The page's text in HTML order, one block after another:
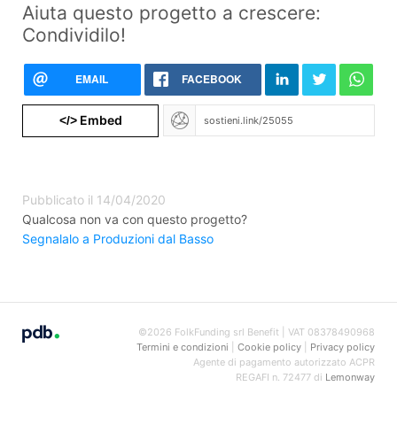
Aiuta questo progetto a crescere:
Condividilo!
EMAIL FACEBOOK
</>Embed
Pubblicato il 14/04/2020
Qualcosa non va con questo progetto?
Segnalalo a Produzioni dal Basso
©2026 FolkFunding srl Benefit | VAT 08378490968
Termini e condizioni
Cookie policy| Privacy policy
Agente di pagamento autorizzato ACPR
REGAFI n. 72477 di Lemonway